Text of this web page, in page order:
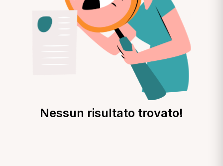
Nessun risultato trovato!